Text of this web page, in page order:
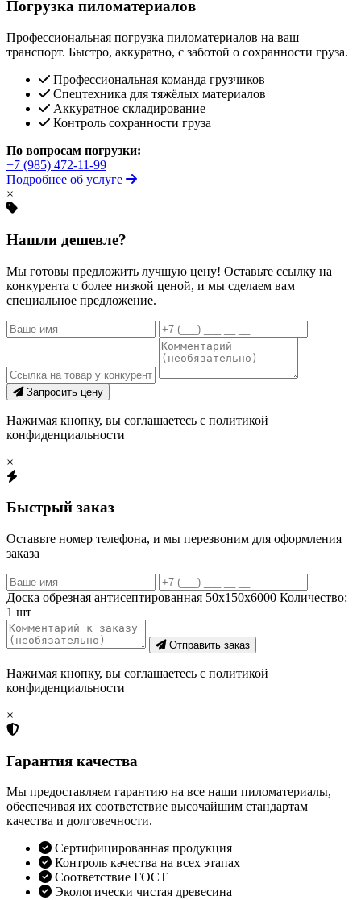
Погрузка пиломатериалов
Профессиональная погрузка пиломатериалов на ваш
транспорт. Быстро, аккуратно, с заботой о сохранности груза.
Профессиональная команда грузчиков
Спецтехника для тяжёлых материалов
Аккуратное складирование
Контроль сохранности груза
По вопросам погрузки:
+7 (985) 472-11-99
Подробнее об услуге
×
Нашли дешевле?
Мы готовы предложить лучшую цену! Оставьте ссылку на
конкурента с более низкой ценой, и мы сделаем вам
специальное предложение.
Запросить цену
Нажимая кнопку, вы соглашаетесь с политикой
конфиденциальности
×
Быстрый заказ
Оставьте номер телефона, и мы перезвоним для оформления
заказа
Доска обрезная антисептированная 50х150х6000 Количество:
1 шт
Отправить заказ
Нажимая кнопку, вы соглашаетесь с политикой
конфиденциальности
×
Гарантия качества
Мы предоставляем гарантию на все наши пиломатериалы,
обеспечивая их соответствие высочайшим стандартам
качества и долговечности.
Сертифицированная продукция
Контроль качества на всех этапах
Соответствие ГОСТ
Экологически чистая древесина